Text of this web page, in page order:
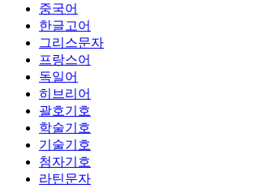
중국어
한글고어
그리스문자
프랑스어
독일어
히브리어
괄호기호
학술기호
기술기호
첨자기호
라틴문자